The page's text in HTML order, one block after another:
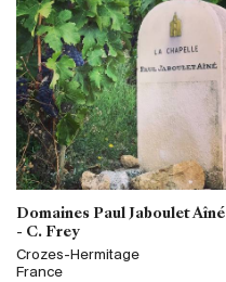
Domaines Paul Jaboulet Aîné
- C. Frey
Crozes-Hermitage
France